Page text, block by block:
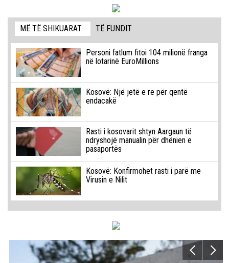
MË TË SHIKUARAT TË FUNDIT
Personi fatlum fitoi 104 milionë franga
në lotarinë EuroMillions
Kosovë: Një jetë e re për qentë
endacakë
Rasti i kosovarit shtyn Aargaun të
ndryshojë manualin për dhënien e
pasaportës
Kosovë: Konfirmohet rasti i parë me
Virusin e Nilit